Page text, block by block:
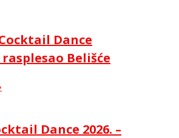
Dance
Belišće
Dance 2026. –